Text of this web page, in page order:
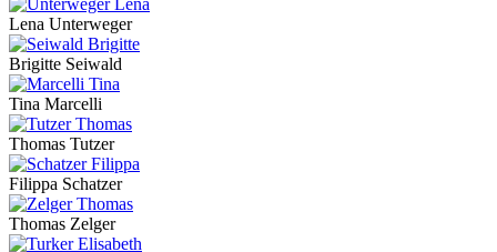
Lena Unterweger
Brigitte Seiwald
Tina Marcelli
Thomas Tutzer
Filippa Schatzer
Thomas Zelger